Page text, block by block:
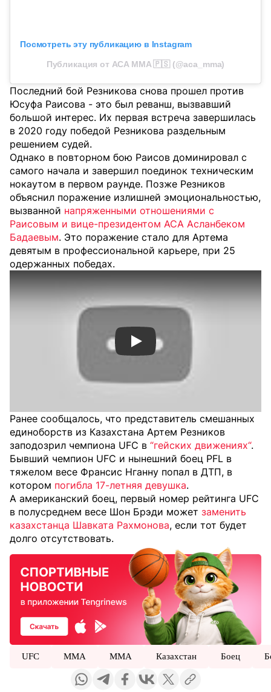
Посмотреть эту публикацию в Instagram
Публикация от ACA MMA 🇵🇸 (@aca_mma)
Последний бой Резникова снова прошел против
Юсуфа Раисова - это был реванш, вызвавший
большой интерес. Их первая встреча завершилась
в 2020 году победой Резникова раздельным
решением судей.
Однако в повторном бою Раисов доминировал с
самого начала и завершил поединок техническим
нокаутом в первом раунде. Позже Резников
объяснил поражение излишней эмоциональностью,
вызванной напряженными отношениями с
Раисовым и вице-президентом ACA Асланбеком
Бадаевым. Это поражение стало для Артема
девятым в профессиональной карьере, при 25
одержанных победах.
Смотреть видео YouTube
Ранее сообщалось, что представитель смешанных
единоборств из Казахстана Артем Резников
заподозрил чемпиона UFC в “гейских движениях“.
Бывший чемпион UFC и нынешний боец PFL в
тяжелом весе Франсис Нганну попал в ДТП, в
котором погибла 17-летняя девушка.
А американский боец, первый номер рейтинга UFC
в полусреднем весе Шон Брэди может заменить
казахстанца Шавката Рахмонова, если тот будет
долго отсутствовать.
UFC MMA ММА Казахстан Боец